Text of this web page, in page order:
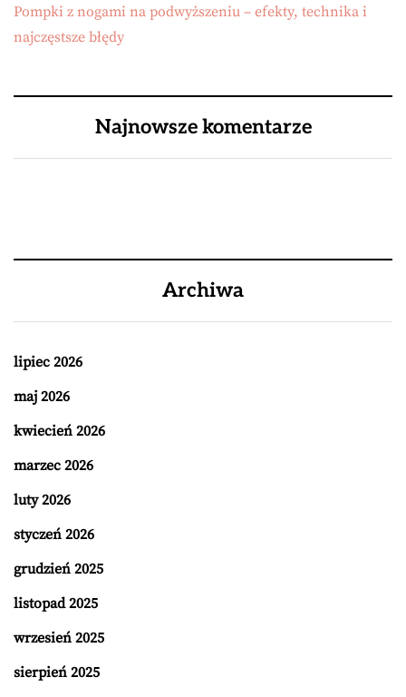
Pompki z nogami na podwyższeniu – efekty, technika i
najczęstsze błędy
Najnowsze komentarze
Archiwa
lipiec 2026
maj 2026
kwiecień 2026
marzec 2026
luty 2026
styczeń 2026
grudzień 2025
listopad 2025
wrzesień 2025
sierpień 2025